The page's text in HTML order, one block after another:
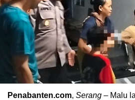
Penabanten.com, Serang – Malu